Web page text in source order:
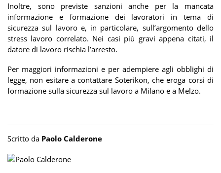
Inoltre, sono previste sanzioni anche per la mancata
informazione e formazione dei lavoratori in tema di
sicurezza sul lavoro e, in particolare, sull’argomento dello
stress lavoro correlato. Nei casi più gravi appena citati, il
datore di lavoro rischia l’arresto.
Per maggiori informazioni e per adempiere agli obblighi di
legge, non esitare a contattare Soterikon, che eroga corsi di
formazione sulla sicurezza sul lavoro a Milano e a Melzo.
Scritto da Paolo Calderone